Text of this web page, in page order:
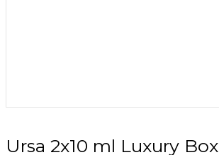
Ursa 2x10 ml Luxury Box